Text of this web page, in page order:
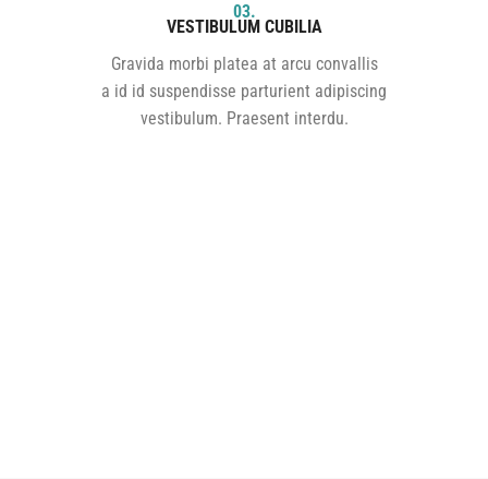
03.
VESTIBULUM CUBILIA
Gravida morbi platea at arcu convallis
a id id suspendisse parturient adipiscing
vestibulum. Praesent interdu.